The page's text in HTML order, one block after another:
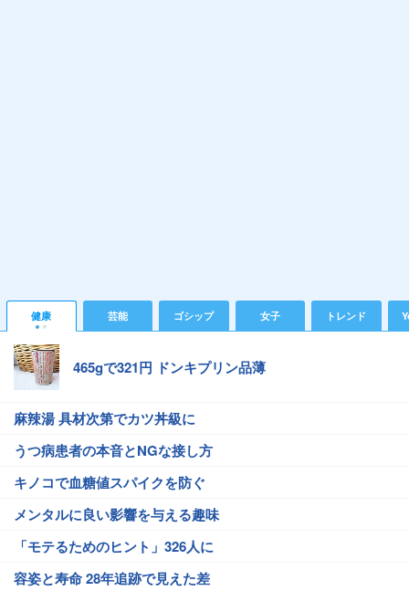
健康 芸能 ゴシップ 女子 トレンド
465gで321円 ドンキプリン品薄
麻辣湯 具材次第でカツ丼級に
うつ病患者の本音とNGな接し方
キノコで血糖値スパイクを防ぐ
メンタルに良い影響を与える趣味
「モテるためのヒント」326人に
容姿と寿命 28年追跡で見えた差